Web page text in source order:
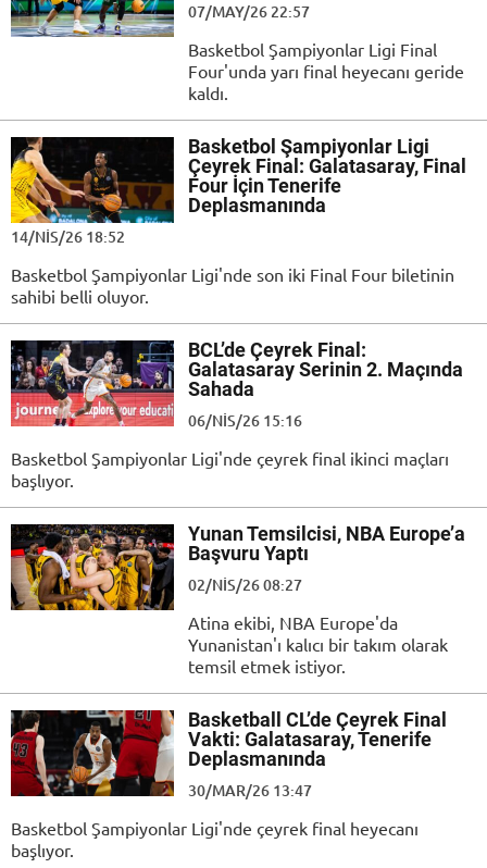
07/MAY/26 22:57
Basketbol Şampiyonlar Ligi Final
Four'unda yarı final heyecanı geride
kaldı.
Basketbol Şampiyonlar Ligi
Çeyrek Final: Galatasaray, Final
Four İçin Tenerife
Deplasmanında
14/NIS/26 18:52
Basketbol Şampiyonlar Ligi'nde son iki Final Four biletinin
sahibi belli oluyor.
BCL’de Çeyrek Final:
Galatasaray Serinin 2. Maçında
Sahada
06/NIS/26 15:16
Basketbol Şampiyonlar Ligi'nde çeyrek final ikinci maçları
başlıyor.
Yunan Temsilcisi, NBA Europe’a
Başvuru Yaptı
02/NIS/26 08:27
Atina ekibi, NBA Europe'da
Yunanistan'ı kalıcı bir takım olarak
temsil etmek istiyor.
Basketball CL’de Çeyrek Final
Vakti: Galatasaray, Tenerife
Deplasmanında
30/MAR/26 13:47
Basketbol Şampiyonlar Ligi'nde çeyrek final heyecanı
başlıyor.